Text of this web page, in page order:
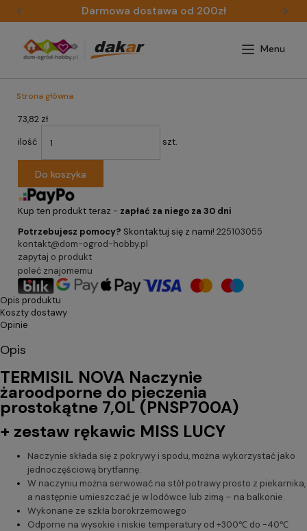
Darmowa dostawa od 200zł
Strona główna
73,82 zł
ilość
szt.
Do koszyka
Kup ten produkt teraz - zapłać za niego za 30 dni
Potrzebujesz pomocy? Skontaktuj się z nami! 225103055
kontakt@dom-ogrod-hobby.pl
zapytaj o produkt
poleć znajomemu
Opis produktu
Koszty dostawy
Opinie
Opis
TERMISIL NOVA Naczynie
żaroodporne do pieczenia
prostokątne 7,0L (PNSP700A)
+ zestaw rękawic MISS LUCY
Naczynie składa się z pokrywy i spodu, można wykorzystać jako
jednoczęściową brytfannę.
W naczyniu można serwować na stół potrawy prosto z piekarnika,
a następnie umieszczać je w lodówce lub zimą – na balkonie.
Wykonane ze szkła borokrzemowego
Odporne na wysokie i niskie temperatury od +300℃ do -40℃